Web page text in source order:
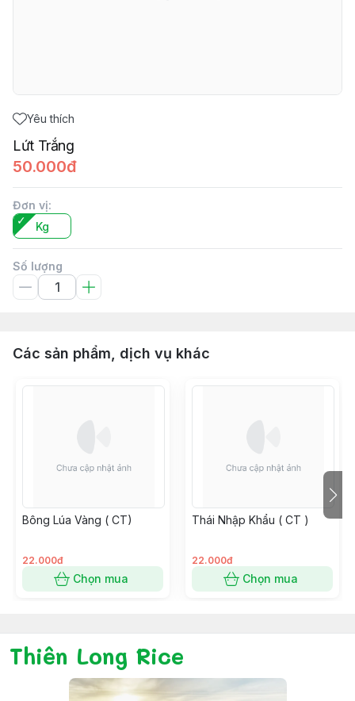
Yêu thích
Lứt Trắng
50.000đ
Đơn vị:
Kg
Số lượng
Các sản phẩm, dịch vụ khác
Bông Lúa Vàng ( CT)
22.000đ
Chọn mua
Thái Nhập Khẩu ( CT )
22.000đ
Chọn mua
Thiên Long Rice